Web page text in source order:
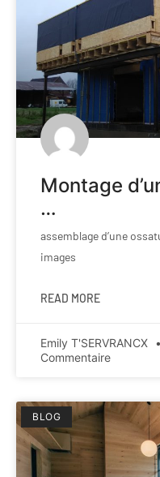
Montage
…
assemblage d’une
images
READ MORE
Emily T'SERVRANCX
Commentaire
BLOG